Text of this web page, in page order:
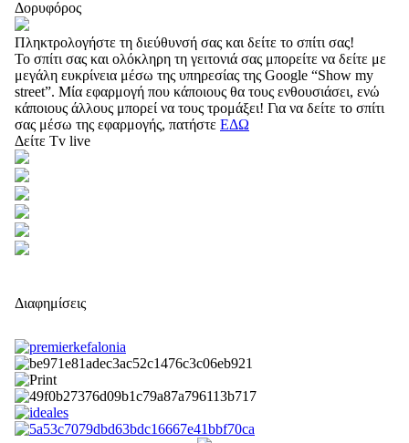
Δορυφόρος
Πληκτρολογήστε τη διεύθυνσή σας και δείτε το σπίτι σας!
Το σπίτι σας και ολόκληρη τη γειτονιά σας μπορείτε να δείτε με
μεγάλη ευκρίνεια μέσω της υπηρεσίας της Google “Show my
street”. Μία εφαρμογή που κάποιους θα τους ενθουσιάσει, ενώ
κάποιους άλλους μπορεί να τους τρομάξει! Για να δείτε το σπίτι
σας μέσω της εφαρμογής, πατήστε ΕΔΩ
Δείτε Tv live
Διαφημίσεις